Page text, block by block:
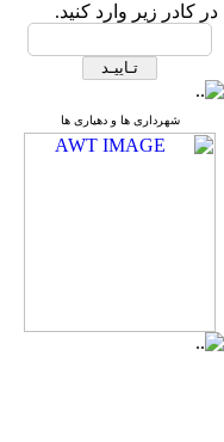
در کادر زیر وارد کنید.
شهرداری ها و دهیاری ها